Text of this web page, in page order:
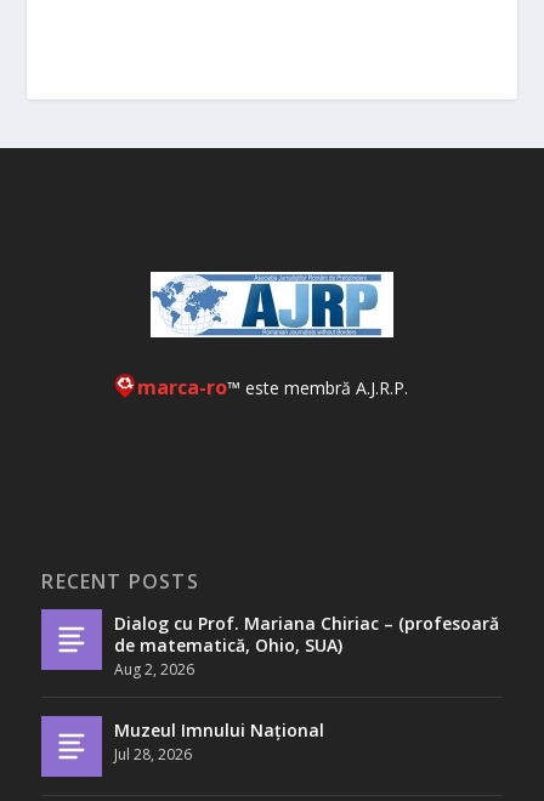
marca-ro™ este membră A.J.R.P.
RECENT POSTS
Dialog cu Prof. Mariana Chiriac – (profesoară
de matematică, Ohio, SUA)
Aug 2, 2026
Muzeul Imnului Național
Jul 28, 2026